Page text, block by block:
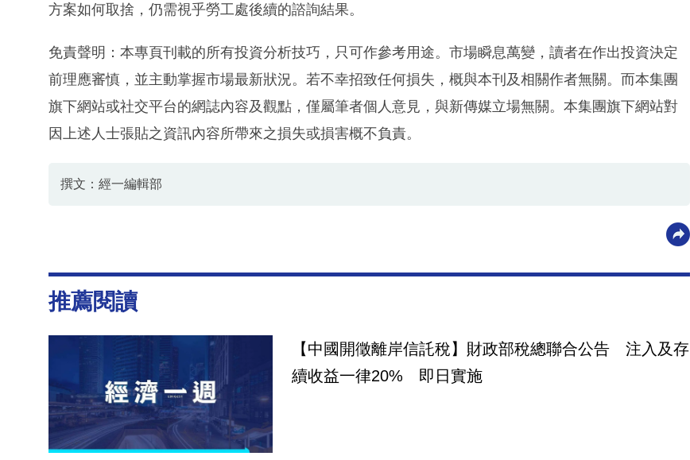
方案如何取捨，仍需視乎勞工處後續的諮詢結果。
免責聲明：本專頁刊載的所有投資分析技巧，只可作參考用途。市場瞬息萬變，讀者在作出投資決定
前理應審慎，並主動掌握市場最新狀況。若不幸招致任何損失，概與本刊及相關作者無關。而本集團
旗下網站或社交平台的網誌內容及觀點，僅屬筆者個人意見，與新傳媒立場無關。本集團旗下網站對
因上述人士張貼之資訊內容所帶來之損失或損害概不負責。
撰文：經一編輯部
推薦閱讀
【中國開徵離岸信託稅】財政部稅總聯合公告 注入及存
續收益一律20% 即日實施